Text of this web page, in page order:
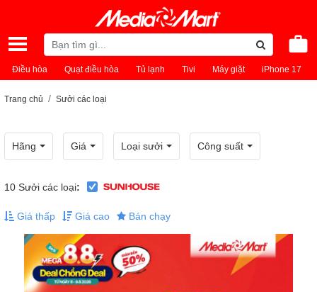
Điều hòa Quạt điều hòa Tủ lạnh Tivi Máy giặt iPhone 17
Trang chủ Sưởi các loại
Hãng Giá Loại sưởi Công suất
10 Sưởi các loại:
Giá thấp Giá cao Bán chạy